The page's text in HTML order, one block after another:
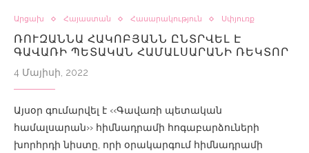
Արցախ Հայաստան Հասարակություն Սփյուռք
ՌՈՒԶԱՆՆԱ ՀԱԿՈԲՅԱՆՆ ԸՆՏՐՎԵԼ Է
ԳԱՎԱՌԻ ՊԵՏԱԿԱՆ ՀԱՄԱԼՍԱՐԱՆԻ ՌԵԿՏՈՐ
4 Մայիսի, 2022
Այսօր գումարվել է ‹‹Գավառի պետական
համալսարան›› հիմնադրամի հոգաբարձուների
խորհրդի նիստը, որի օրակարգում հիմնադրամի